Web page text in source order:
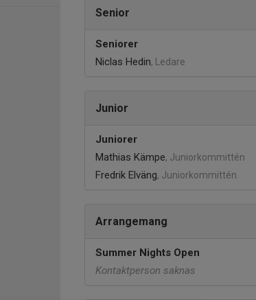
Senior
Seniorer
Niclas Hedin, Ledare
Junior
Juniorer
Mathias Kämpe, Juniorkommittén
Fredrik Elväng, Juniorkommittén
Arrangemang
Summer Nights Open
Kontaktperson saknas